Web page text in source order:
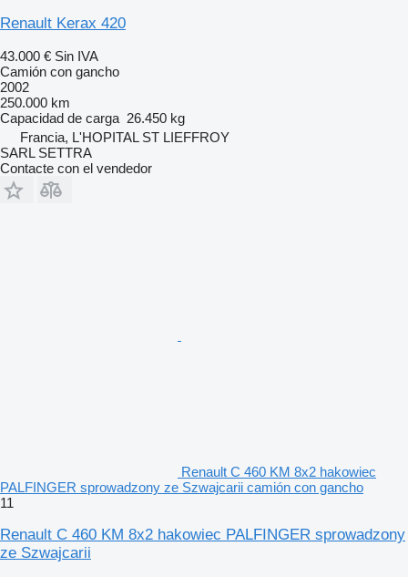
Renault Kerax 420
43.000 € Sin IVA
Camión con gancho
2002
250.000 km
Capacidad de carga 26.450 kg
Francia, L'HOPITAL ST LIEFFROY
SARL SETTRA
Contacte con el vendedor
Renault C 460 KM 8x2 hakowiec
PALFINGER sprowadzony ze Szwajcarii camión con gancho
11
Renault C 460 KM 8x2 hakowiec PALFINGER sprowadzony
ze Szwajcarii